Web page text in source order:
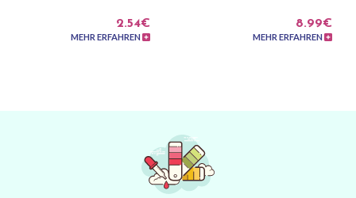
2.54€
MEHR ERFAHREN
8.99€
MEHR ERFAHREN